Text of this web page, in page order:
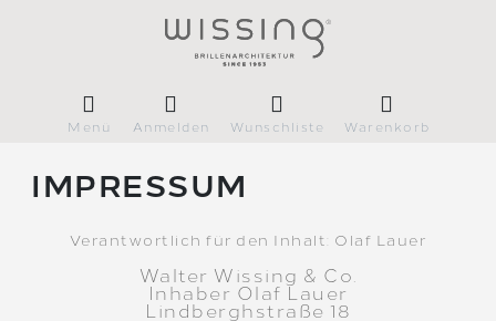
Menü Anmelden Wunschliste Warenkorb
IMPRESSUM
Verantwortlich für den Inhalt: Olaf Lauer
Walter Wissing & Co.
Inhaber Olaf Lauer
Lindberghstraße 18